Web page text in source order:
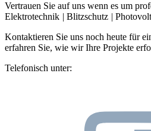
Vertrauen Sie auf uns wenn es um
Elektrotechnik | Blitzschutz |
Kontaktieren Sie uns noch heute für
erfahren Sie, wie wir Ihre Projekte
Telefonisch unter: